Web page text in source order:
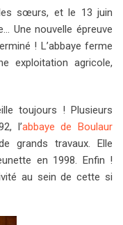
sœurs, et le 13 juin
Une nouvelle épreuve
! L’abbaye ferme
exploitation agricole,
toujours ! Plusieurs
l’abbaye de Boulaur
grands travaux. Elle
en 1998. Enfin !
au sein de cette si